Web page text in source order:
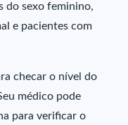
do sexo feminino,
e pacientes com
checar o nível do
médico pode
para verificar o